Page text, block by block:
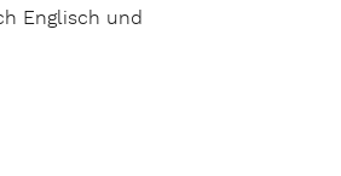
Englisch und